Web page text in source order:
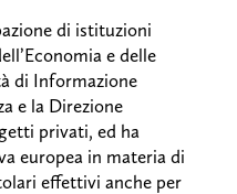
di istituzioni
e delle
di Informazione
e la Direzione
privati, ed ha
europea in materia di
effettivi anche per